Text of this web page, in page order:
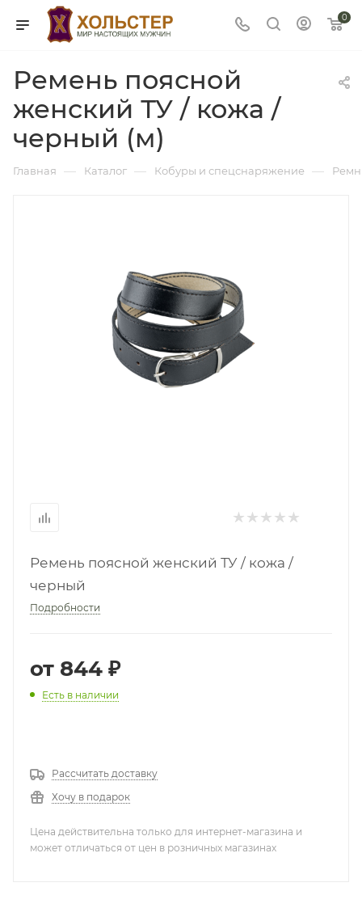
0
Ремень поясной
женский ТУ / кожа /
черный (м)
Главная — Каталог — Кобуры и спецснаряжение —
Ремень поясной женский ТУ / кожа /
черный
Подробности
от 844 ₽
Есть в наличии
Рассчитать доставку
Хочу в подарок
Цена действительна только для интернет-магазина и
может отличаться от цен в розничных магазинах